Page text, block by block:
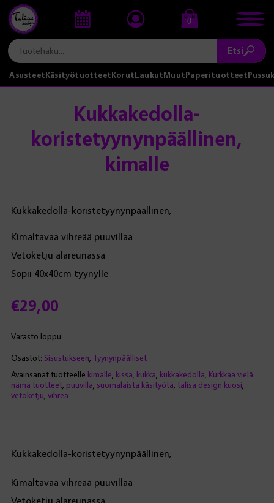
0
Etsi
AsusteetKäsityötuotteetKorutLaukutMuutPaperituotteet
Kukkakedolla-
koristetyynynpäällinen,
kimalle
€29,00
Kukkakedolla-koristetyynynpäällinen,
Kimaltavaa vihreää puuvillaa
Vetoketju alareunassa
Sopii 40x40cm tyynylle
Varasto loppu
Osastot: Sisustukseen Tyynynpäälliset
Avainsanat tuotteelle kimalle kissa kukka kukkakedolla Kurkkaa vielä
nämä tuotteet, puuvilla suomalaista käsityötä talisa design kuosi
vetoketju vihreä
Kukkakedolla-koristetyynynpäällinen,
Kimaltavaa vihreää puuvillaa
Vetoketju alareunassa